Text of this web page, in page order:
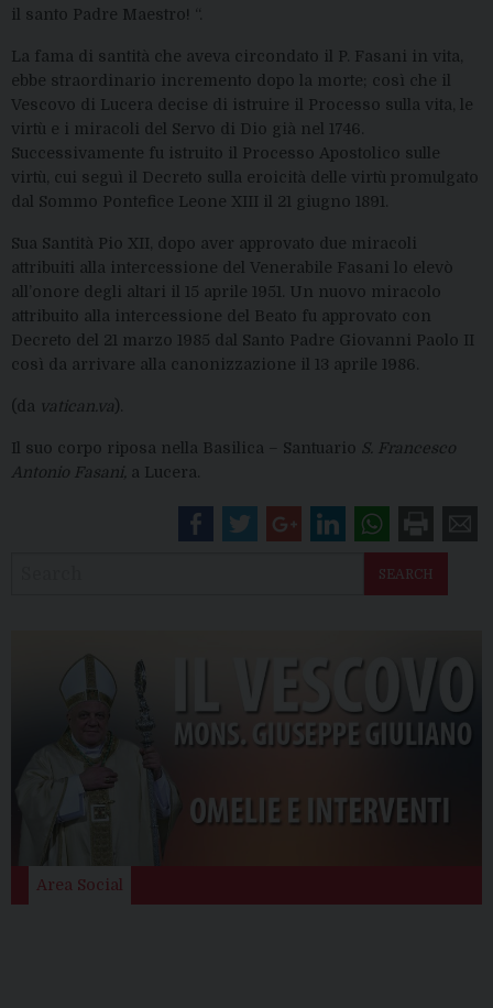
il santo Padre Maestro! “.
La fama di santità che aveva circondato il P. Fasani in vita,
ebbe straordinario incremento dopo la morte; così che il
Vescovo di Lucera decise di istruire il Processo sulla vita, le
virtù e i miracoli del Servo di Dio già nel 1746.
Successivamente fu istruito il Processo Apostolico sulle
virtù, cui seguì il Decreto sulla eroicità delle virtù promulgato
dal Sommo Pontefice Leone XIII il 21 giugno 1891.
Sua Santità Pio XII, dopo aver approvato due miracoli
attribuiti alla intercessione del Venerabile Fasani lo elevò
all’onore degli altari il 15 aprile 1951. Un nuovo miracolo
attribuito alla intercessione del Beato fu approvato con
Decreto del 21 marzo 1985 dal Santo Padre Giovanni Paolo II
così da arrivare alla canonizzazione il 13 aprile 1986.
(da vatican.va).
Il suo corpo riposa nella Basilica – Santuario S. Francesco
Antonio Fasani, a Lucera.
SEARCH
Area Social